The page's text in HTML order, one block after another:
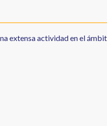
extensa actividad en el